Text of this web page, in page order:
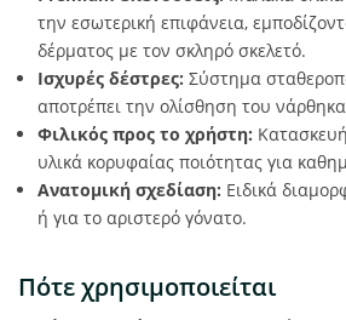
την εσωτερική επιφάνεια,
δέρματος με τον σκληρό σκελετό.
Ισχυρές δέστρες: Σύστημα
αποτρέπει την ολίσθηση του
Φιλικός προς το χρήστη:
υλικά κορυφαίας ποιότητας για
Ανατομική σχεδίαση: Ειδικά
ή για το αριστερό γόνατο.
Πότε χρησιμοποιείται